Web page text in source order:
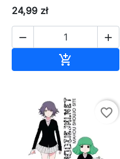
24,99 zł
 

favorite_border